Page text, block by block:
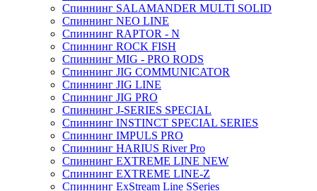
Спиннинг SALAMANDER MULTI SOLID
Спиннинг NEO LINE
Спиннинг RAPTOR - N
Спиннинг ROCK FISH
Спиннинг MIG - PRO RODS
Спиннинг JIG COMMUNICATOR
Спиннинг JIG LINE
Спиннинг JIG PRO
Спиннинг J-SERIES SPECIAL
Спиннинг INSTINCT SPECIAL SERIES
Спиннинг IMPULS PRO
Спиннинг HARIUS River Pro
Спиннинг EXTREME LINE NEW
Спиннинг EXTREME LINE-Z
Спиннинг ExStream Line SSeries